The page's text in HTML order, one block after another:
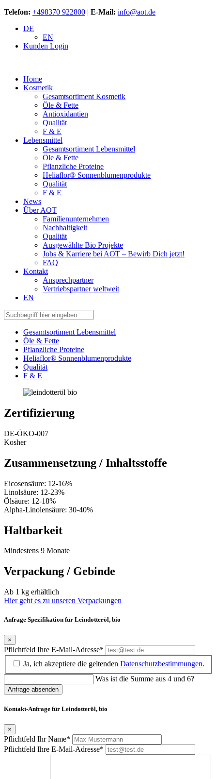
Telefon: +498370 922800 | E-Mail: info@aot.de
DE
EN
Kunden Login
Home
Kosmetik
Gesamtsortiment Kosmetik
Öle & Fette
Antioxidantien
Qualität
F & E
Lebensmittel
Gesamtsortiment Lebensmittel
Öle & Fette
Pflanzliche Proteine
Heliaflor® Sonnenblumenprodukte
Qualität
F & E
News
Über AOT
Familienunternehmen
Nachhaltigkeit
Qualität
Ausgewählte Bio Projekte
Jobs & Karriere bei AOT – Bewirb Dich jetzt!
FAQ
Kontakt
Ansprechpartner
Vertriebspartner weltweit
EN
Gesamtsortiment Lebensmittel
Öle & Fette
Pflanzliche Proteine
Heliaflor® Sonnenblumenprodukte
Qualität
F & E
Zertifizierung
DE-ÖKO-007
Kosher
Zusammensetzung / Inhaltsstoffe
Eicosensäure: 12-16%
Linolsäure: 12-23%
Ölsäure: 12-18%
Alpha-Linolensäure: 30-40%
Haltbarkeit
Mindestens 9 Monate
Verpackung / Gebinde
Ab 1 kg erhältlich
Hier geht es zu unseren Verpackungen
Anfrage Spezifikation für Leindotteröl, bio
×
Pflichtfeld Ihre E-Mail-Adresse*
Ja, ich akzeptiere die geltenden Datenschutzbestimmungen.
Was ist die Summe aus 4 und 6?
Anfrage absenden
Kontakt-Anfrage für Leindotteröl, bio
×
Pflichtfeld Ihr Name*
Pflichtfeld Ihre E-Mail-Adresse*